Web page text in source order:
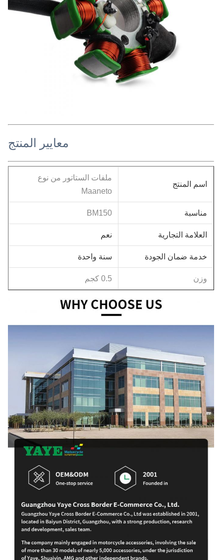
معايير المنتج
اسم المنتج
ملفات الستاتور من نوع
Maaneto
مناسبة BM150
العلامة التجارية نعم
خدمة ضمان الجودة سنة واحدة
وزن 0.5 كجم